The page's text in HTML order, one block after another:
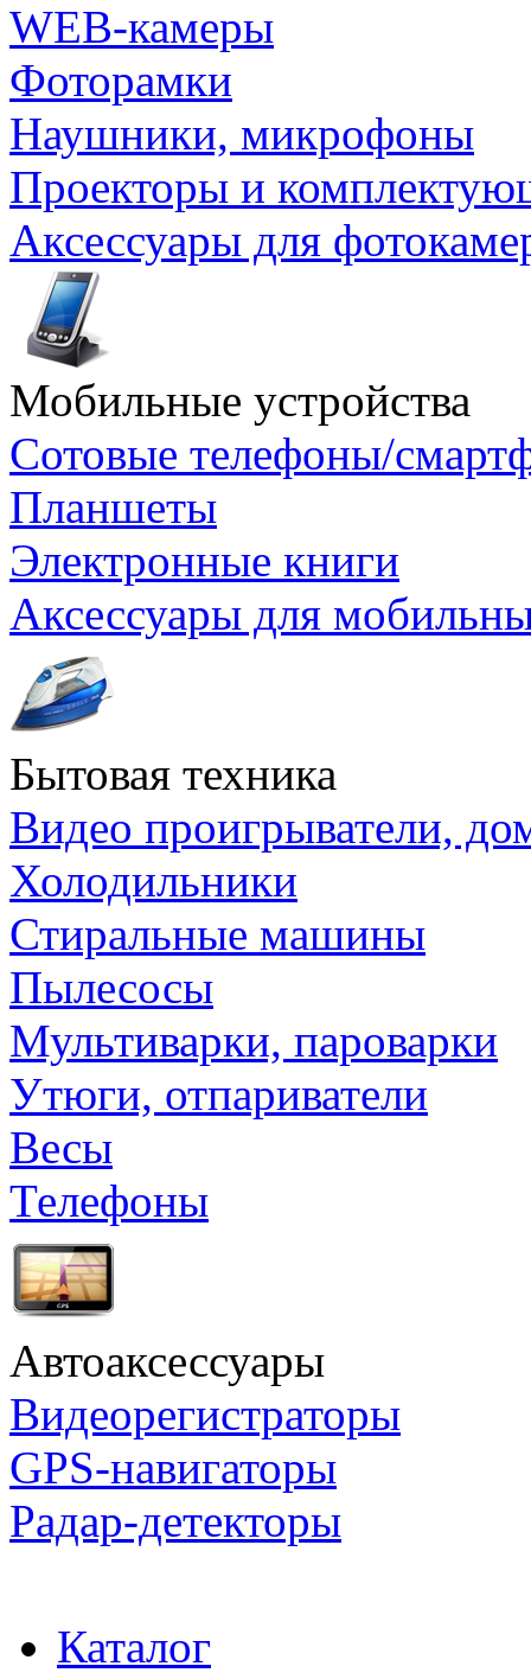
WEB-камеры
Фоторамки
Наушники, микрофоны
Проекторы и
Аксессуары для
Мобильные устройства
Сотовые телефоны/
Планшеты
Электронные книги
Аксессуары для
Бытовая техника
Видео проигрыватели,
Холодильники
Стиральные машины
Пылесосы
Мультиварки, пароварки
Утюги, отпариватели
Весы
Телефоны
Автоаксессуары
Видеорегистраторы
GPS-навигаторы
Радар-детекторы
Каталог